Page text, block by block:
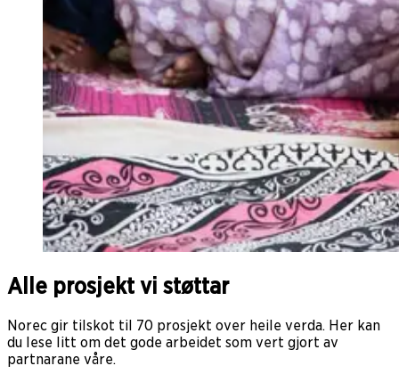
Alle prosjekt vi støttar
Norec gir tilskot til 70 prosjekt over heile verda. Her kan
du lese litt om det gode arbeidet som vert gjort av
partnarane våre.